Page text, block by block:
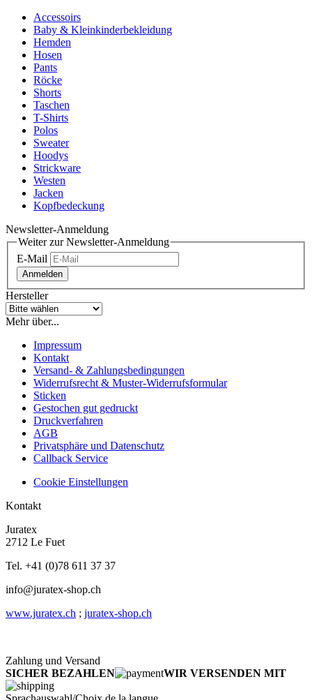
Accessoirs
Baby & Kleinkinderbekleidung
Hemden
Hosen
Pants
Röcke
Shorts
Taschen
T-Shirts
Polos
Sweater
Hoodys
Strickware
Westen
Jacken
Kopfbedeckung
Newsletter-Anmeldung
Weiter zur Newsletter-Anmeldung
E-Mail
Anmelden
Hersteller
Mehr über...
Impressum
Kontakt
Versand- & Zahlungsbedingungen
Widerrufsrecht & Muster-Widerrufsformular
Sticken
Gestochen gut gedruckt
Druckverfahren
AGB
Privatsphäre und Datenschutz
Callback Service
Cookie Einstellungen
Kontakt
Juratex
2712 Le Fuet
Tel. +41 (0)78 611 37 37
info@juratex-shop.ch
www.juratex.ch ; juratex-shop.ch
Zahlung und Versand
SICHER BEZAHLEN
WIR VERSENDEN MIT